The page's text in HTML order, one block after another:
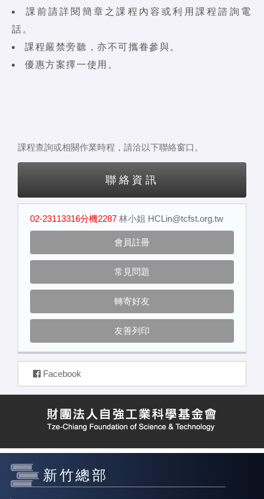
課前請詳閱簡章之課程內容或利用課程諮詢電
話。
課程嚴禁旁聽，亦不可攜眷參與。
優惠方案擇一使用。
課程查詢或相關作業時程，請洽以下聯絡窗口。
聯絡資訊
02-23113316分機2287 林小姐 HCLin@tcfst.org.tw
會員註冊
常見問題
轉寄好友
友善列印
Facebook
新竹總部